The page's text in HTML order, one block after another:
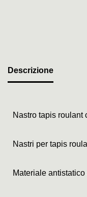
Descrizione
Nastro tapis roulant
Nastri per tapis
Materiale